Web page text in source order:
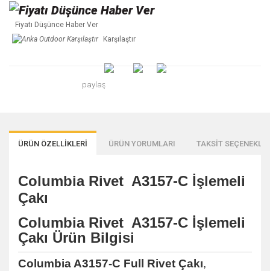
Fiyatı Düşünce Haber Ver
Karşılaştır
paylaş
ÜRÜN ÖZELLİKLERİ ÜRÜN YORUMLARI TAKSİT
Columbia Rivet A3157-C İşlemeli
Çakı
Columbia Rivet A3157-C İşlemeli
Çakı Ürün Bilgisi
Columbia A3157-C Full Rivet Çakı,